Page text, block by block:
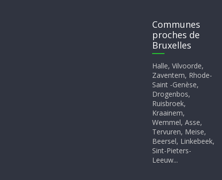
Communes
proches de
Bruxelles
Halle, Vilvoorde,
Zaventem, Rhode-
Saint -Genèse,
Drogenbos,
Ruisbroek,
Kraainem,
Wemmel, Asse,
Tervuren, Meise,
Beersel, Linkebeek,
Sint-Pieters-
Leeuw...